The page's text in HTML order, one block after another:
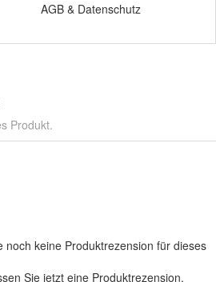
AGB & Datenschutz
Produkt.
noch keine Produktrezension für dieses
Sie jetzt eine Produktrezension.